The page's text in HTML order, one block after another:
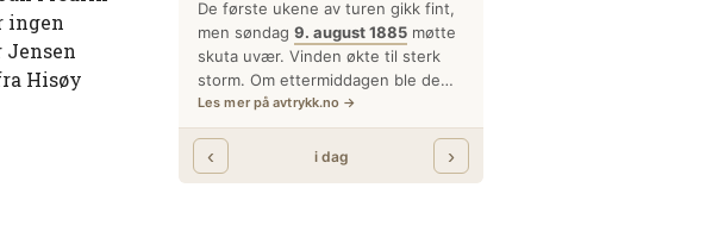
ingen
Hisøy
til sjømannslivet